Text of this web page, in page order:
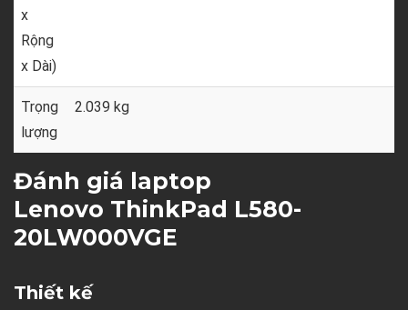
x
Rộng
x Dài)
Trọng
lượng
2.039 kg
Đánh giá laptop
Lenovo ThinkPad L580-
20LW000VGE
Thiết kế